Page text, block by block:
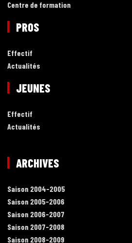
Centre de formation
PROS
Effectif
Actualités
JEUNES
Effectif
Actualités
ARCHIVES
Saison 2004-2005
Saison 2005-2006
Saison 2006-2007
Saison 2007-2008
Saison 2008-2009